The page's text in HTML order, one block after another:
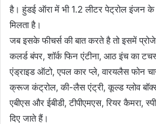
है। हुंडई ऑरा में भी 1.2 लीटर पेट्रोल इंजन के
मिलता है।
जब इसके फीचर्स की बात करते है तो इसमें
कलर्ड बंपर, शॉर्क फिन एंटीना, आठ इंच का
एंड्राइड ऑटो, एपल कार प्‍ले, वारयलैस फोन
क्रूज कंट्रोल, की-लैस एंट्री, कूल्‍ड ग्‍लोव
एबीएस और ईबीडी, टीपीएमएस, रियर कैमरा,
दिए जाते हैं।